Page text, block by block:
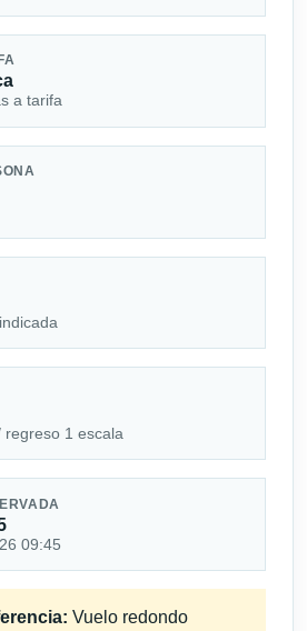
a tarifa
regreso 1 escala
09:45
Vuelo redondo